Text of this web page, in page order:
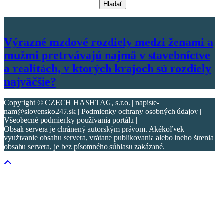
Hľadať
Výrazné mzdové rozdiely medzi ženami a
mužmi pretrvávajú najmä v stavebníctve
a realitách, v ktorých krajoch sú rozdiely
najväčšie?
Copyright © CZECH HASHTAG, s.r.o. | napiste-
nam@slovensko247.sk | Podmienky ochrany osobných údajov |
Všeobecné podmienky používania portálu |
Obsah servera je chránený autorským právom. Akékoľvek
využívanie obsahu servera, vrátane publikovania alebo iného šírenia
obsahu servera, je bez písomného súhlasu zakázané.